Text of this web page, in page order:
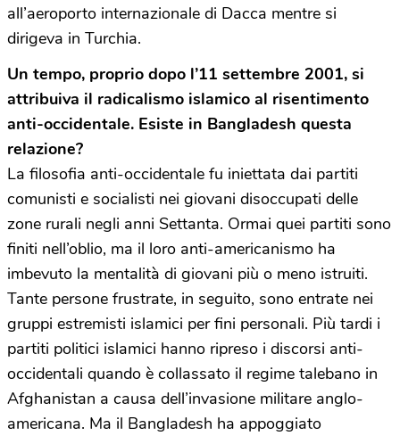
all’aeroporto internazionale di Dacca mentre si
dirigeva in Turchia.
Un tempo, proprio dopo l’11 settembre 2001, si
attribuiva il radicalismo islamico al risentimento
anti-occidentale. Esiste in Bangladesh questa
relazione?
La filosofia anti-occidentale fu iniettata dai partiti
comunisti e socialisti nei giovani disoccupati delle
zone rurali negli anni Settanta. Ormai quei partiti sono
finiti nell’oblio, ma il loro anti-americanismo ha
imbevuto la mentalità di giovani più o meno istruiti.
Tante persone frustrate, in seguito, sono entrate nei
gruppi estremisti islamici per fini personali. Più tardi i
partiti politici islamici hanno ripreso i discorsi anti-
occidentali quando è collassato il regime talebano in
Afghanistan a causa dell’invasione militare anglo-
americana. Ma il Bangladesh ha appoggiato